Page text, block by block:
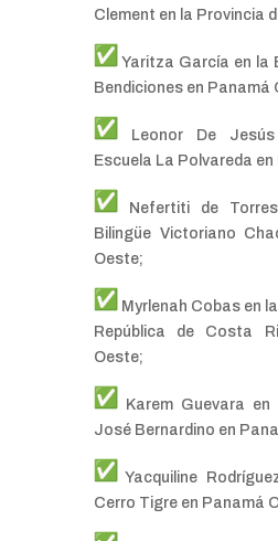
Clement en la Provincia
Yaritza García en la
Bendiciones en Panamá
Leonor De
Escuela La Polvareda
Nefertiti de
Bilingüe Victoriano
Oeste;
Myrlenah Cobas en
República de Costa
Oeste;
Karem Guevara en
José Bernardino en
Yacquiline
Cerro Tigre en Panamá